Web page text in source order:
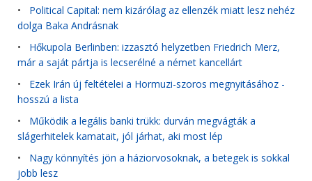
• Political Capital: nem kizárólag az ellenzék miatt lesz nehéz
dolga Baka Andrásnak
• Hőkupola Berlinben: izzasztó helyzetben Friedrich Merz,
már a saját pártja is lecserélné a német kancellárt
• Ezek Irán új feltételei a Hormuzi-szoros megnyitásához -
hosszú a lista
• Működik a legális banki trükk: durván megvágták a
slágerhitelek kamatait, jól járhat, aki most lép
• Nagy könnyítés jön a háziorvosoknak, a betegek is sokkal
jobb lesz